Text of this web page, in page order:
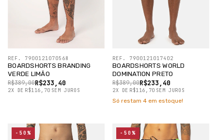
BOARDSHORTS BRANDING
VERDE LIMÃO
R$233,40
R$389,00
2X DE R$116,70 SEM JUROS
REF. 7900121070568
BOARDSHORTS WORLD
DOMINATION PRETO
R$233,40
R$389,00
2X DE R$116,70 SEM JUROS
REF. 7900121017402
Só restam 4 em estoque!
-50% -50%